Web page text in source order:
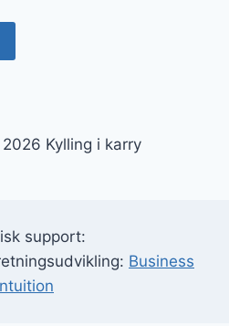
Kylling i karry
support:
Business